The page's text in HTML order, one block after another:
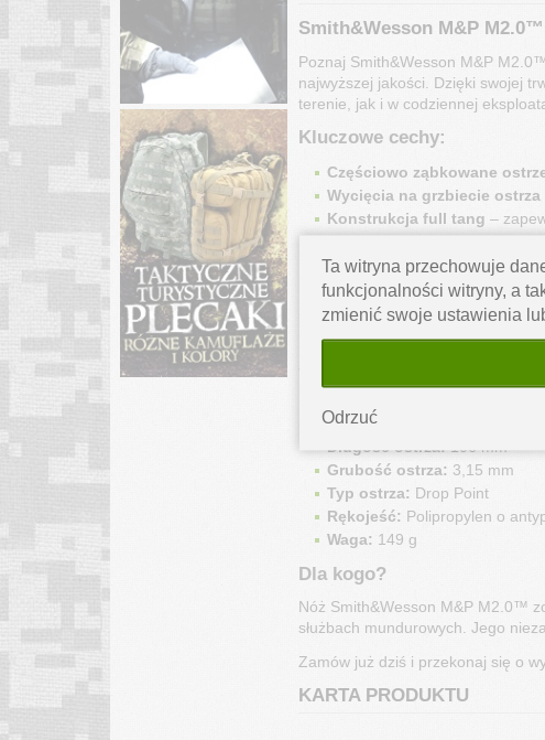
Smith&Wesson M&P
Poznaj Smith&Wesson M&P
najwyższej jakości. Dzięki swojej
terenie, jak i w codziennej
Kluczowe cechy:
Częściowo ząbkowane
Wycięcia na grzbiecie
Konstrukcja full tang –
Stal nierdzewna 8Cr13MoV
Rękojeść z polipropylenu o
terenowych.
Otwór na linkę –
Długość całkowita:
Długość ostrza: 106 mm
Grubość ostrza: 3,15 mm
Typ ostrza: Drop Point
Rękojeść: Polipropylen o
Waga: 149 g
Dla kogo?
Nóż Smith&Wesson M&P M2.0™
służbach mundurowych. Jego
Zamów już dziś i przekonaj się o
KARTA PRODUKTU
Ta witryna przechowuje
funkcjonalności witryny, a
zmienić swoje ustawienia
Odrzuć